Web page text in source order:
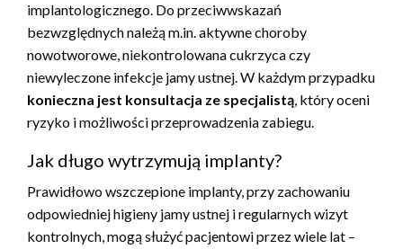
implantologicznego. Do przeciwwskazań
bezwzględnych należą m.in. aktywne choroby
nowotworowe, niekontrolowana cukrzyca czy
niewyleczone infekcje jamy ustnej. W każdym przypadku
konieczna jest konsultacja ze specjalistą, który oceni
ryzyko i możliwości przeprowadzenia zabiegu.
Jak długo wytrzymują implanty?
Prawidłowo wszczepione implanty, przy zachowaniu
odpowiedniej higieny jamy ustnej i regularnych wizyt
kontrolnych, mogą służyć pacjentowi przez wiele lat –